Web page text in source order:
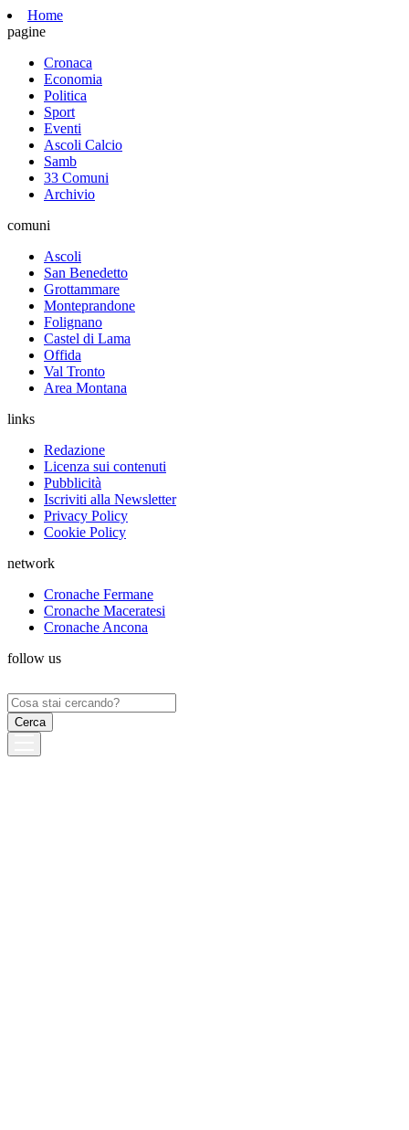
Home
pagine
Cronaca
Economia
Politica
Sport
Eventi
Ascoli Calcio
Samb
33 Comuni
Archivio
comuni
Ascoli
San Benedetto
Grottammare
Monteprandone
Folignano
Castel di Lama
Offida
Val Tronto
Area Montana
links
Redazione
Licenza sui contenuti
Pubblicità
Iscriviti alla Newsletter
Privacy Policy
Cookie Policy
network
Cronache Fermane
Cronache Maceratesi
Cronache Ancona
follow us
Ricerca
per: